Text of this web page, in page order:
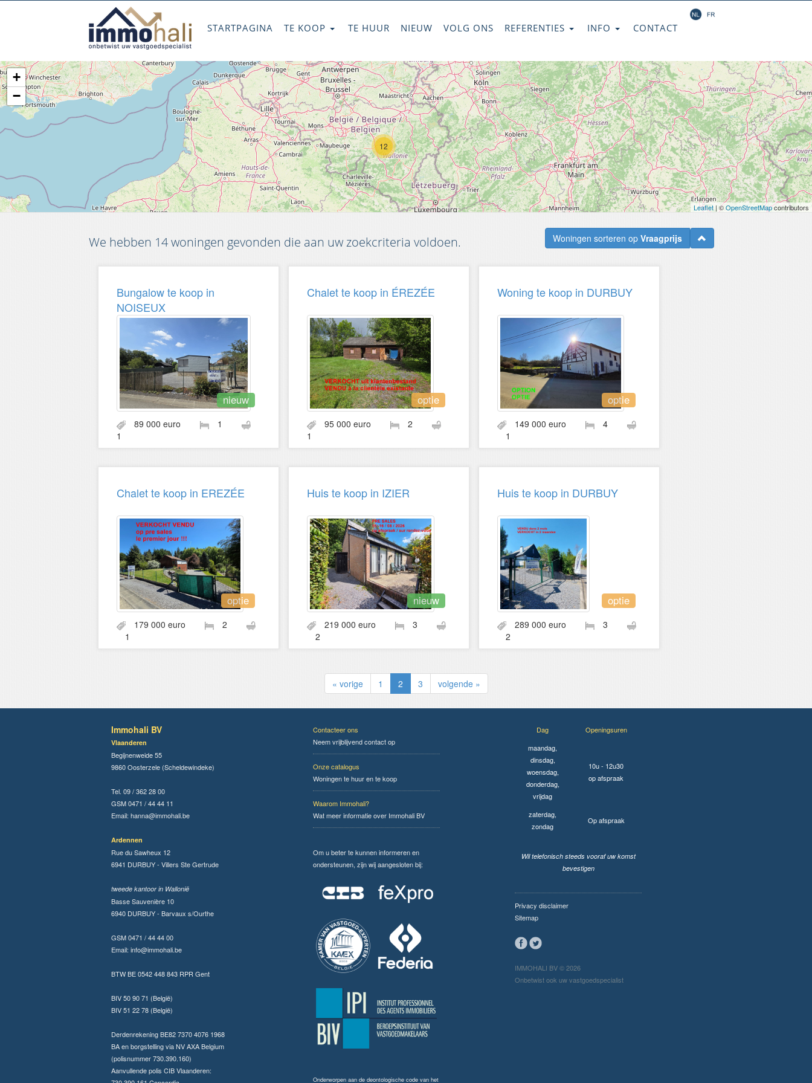
STARTPAGINA TE KOOP TE HUUR NIEUW VOLG ONS REFERENTIES INFO CONTACT
12
+
−
Leaflet | ©OpenStreetMapcontributors
We hebben 14 woningen gevonden die aan uw zoekcriteria voldoen. Woningen sorteren op Vraagprijs
Bungalow te koop in
NOISEUX
nieuw
89 000 euro
1
1
Chalet te koop in ÉREZÉE
optie
95 000 euro
2
1
Woning te koop in DURBUY
optie
149 000 euro
4
1
Chalet te koop in EREZÉE
optie
179 000 euro
2
1
Huis te koop in IZIER
nieuw
219 000 euro
3
2
Huis te koop in DURBUY
optie
289 000 euro
3
2
« vorige 1 2 3 volgende »
Immohali BV
Vlaanderen
Begijnenweide 55
9860 Oosterzele (Scheldewindeke)
Tel. 09 / 362 28 00
GSM 0471 / 44 44 11
Email: hanna@immohali.be
Ardennen
Rue du Sawheux 12
6941 DURBUY - Villers Ste Gertrude
tweede kantoor in Wallonië
Basse Sauvenière 10
6940 DURBUY - Barvaux s/Ourthe
GSM 0471 / 44 44 00
Email: info@immohali.be
BTW BE 0542 448 843 RPR Gent
BIV 50 90 71 (België)
BIV 51 22 78 (België)
Derdenrekening BE82 7370 4076 1968
BA en borgstelling via NV AXA Belgium
(polisnummer 730.390.160)
Aanvullende polis CIB Vlaanderen:
Contacteer ons
Neem vrijblijvend contact op
Onze catalogus
Woningen te huur en te koop
Waarom Immohali?
Wat meer informatie over Immohali BV
Om u beter te kunnen informeren en
ondersteunen, zijn wij aangesloten bij:
Onderworpen aan de deontologische code van het
Dag
Openingsuren
maandag,
dinsdag,
woensdag,
donderdag,
vrijdag
10u - 12u30
op afspraak
zaterdag,
zondag
Op afspraak
Wil telefonisch steeds vooraf uw komst
bevestigen
Privacy disclaimer
Sitemap
IMMOHALI BV © 2026
Onbetwist ook uw vastgoedspecialist